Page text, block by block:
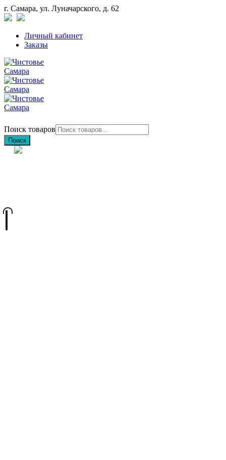
г. Самара, ул. Луначарского, д. 62
Личный кабинет
Заказы
Поиск товаров
Поиск